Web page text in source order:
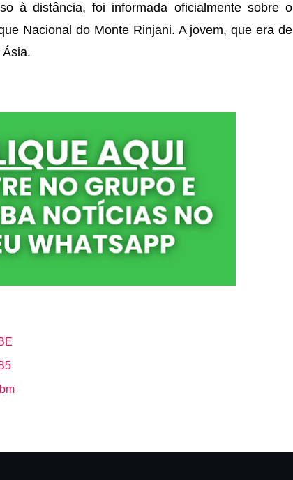
à distância, foi informada oficialmente sobre o
Nacional do Monte Rinjani. A jovem, que era de